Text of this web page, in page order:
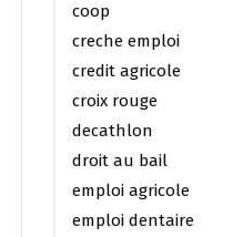
coop
creche emploi
credit agricole
croix rouge
decathlon
droit au bail
emploi agricole
emploi dentaire